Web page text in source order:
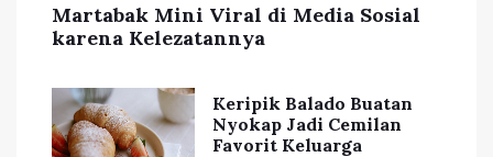
Martabak Mini Viral di Media Sosial
karena Kelezatannya
Keripik Balado Buatan
Nyokap Jadi Cemilan
Favorit Keluarga